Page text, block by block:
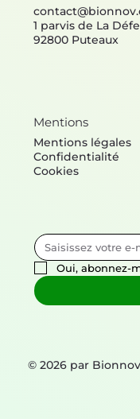
© 2026 par
Oui, abonnez-
1 parvis de La
92800 Puteaux
Mentions
Mentions légales
Confidentialité
Cookies